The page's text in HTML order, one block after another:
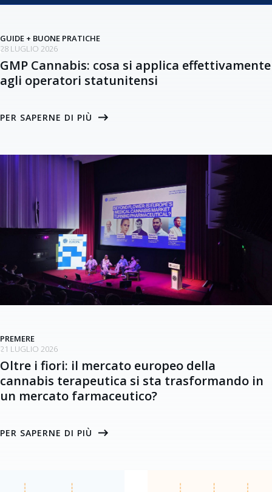
GUIDE + BUONE PRATICHE
28 LUGLIO 2026
GMP Cannabis: cosa si applica effettivamente
agli operatori statunitensi
PER SAPERNE DI PIÙ
PREMERE
21 LUGLIO 2026
Oltre i fiori: il mercato europeo della
cannabis terapeutica si sta trasformando in
un mercato farmaceutico?
PER SAPERNE DI PIÙ